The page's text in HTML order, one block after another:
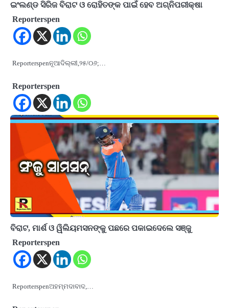
ଇଂଲଣ୍ଡ ସିରିଜ ବିରାଟ ଓ ରୋହିତଙ୍କ ପାଇଁ ହେବ ଅଗ୍ନିପରୀକ୍ଷା
Reporterspen
Reporterspenନୂଆଦିଲ୍ଲୀ,୨୫/୦୬;…
Reporterspen
ବିରାଟ, ମାର୍ଶ ଓ ୱିଲିୟମସନଙ୍କୁ ପଛରେ ପକାଇଦେଲେ ସଞ୍ଜୁ
Reporterspen
Reporterspenଅହମ୍ମଦାବାଦ,…